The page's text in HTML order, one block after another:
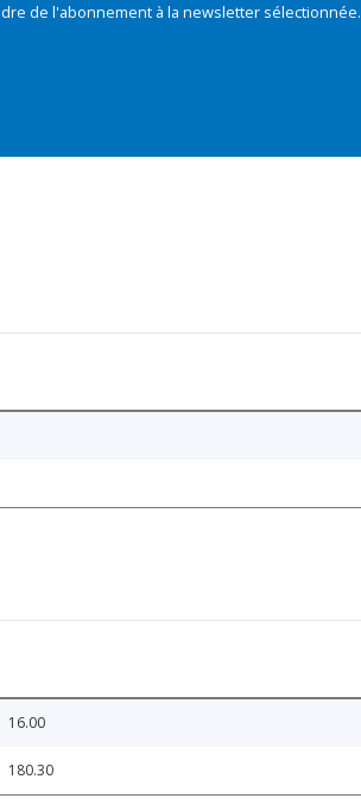
de l'abonnement à la newsletter sélectionnée.
16.00
180.30